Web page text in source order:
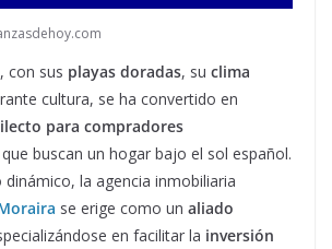
, con sus playas doradas, su clima
cultura, se ha convertido en
para compradores
que buscan un hogar bajo el sol español.
dinámico, la agencia inmobiliaria
se erige como un aliado
en facilitar la inversión